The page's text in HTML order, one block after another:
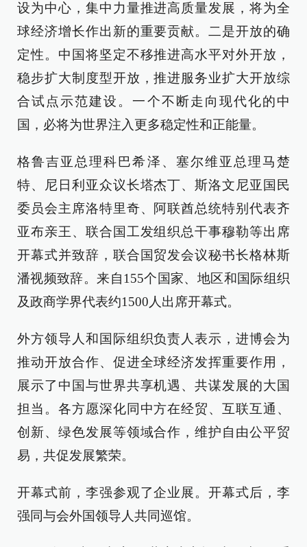
设为中心，集中力量推进高质量发展，将为全
球经济增长作出新的重要贡献。二是开放的确
定性。中国将坚定不移推进高水平对外开放，
稳步扩大制度型开放，推进服务业扩大开放综
合试点示范建设。一个不断走向现代化的中
国，必将为世界注入更多稳定性和正能量。
格鲁吉亚总理科巴希泽、塞尔维亚总理马楚
特、尼日利亚众议长塔杰丁、斯洛文尼亚国民
委员会主席洛特里奇、阿联酋总统特别代表齐
亚布亲王、联合国工发组织总干事穆勒等出席
开幕式并致辞，联合国贸发会议秘书长格林斯
潘视频致辞。来自155个国家、地区和国际组织
及政商学界代表约1500人出席开幕式。
外方领导人和国际组织负责人表示，进博会为
推动开放合作、促进全球经济发挥重要作用，
展示了中国与世界共享机遇、共谋发展的大国
担当。各方愿深化同中方在经贸、互联互通、
创新、绿色发展等领域合作，维护自由公平贸
易，共促发展繁荣。
开幕式前，李强参观了企业展。开幕式后，李
强同与会外国领导人共同巡馆。